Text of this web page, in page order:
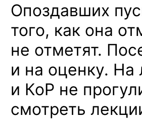
Опоздавших
того, как она
не отметят.
и на оценку. На
и КоР не
смотреть